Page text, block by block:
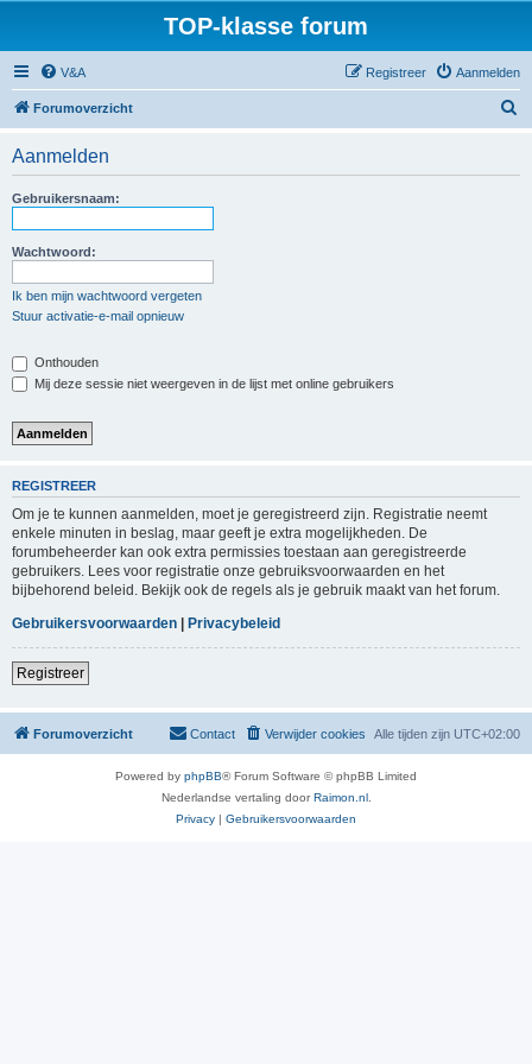
TOP-klasse forum
V&A Aanmelden
Registreer
Forumoverzicht
Aanmelden
Gebruikersnaam:
Wachtwoord:
Ik ben mijn wachtwoord vergeten
Stuur activatie-e-mail opnieuw
Onthouden
Mij deze sessie niet weergeven in de lijst met online gebruikers
REGISTREER
Om je te kunnen aanmelden, moet je geregistreerd zijn. Registratie neemt
enkele minuten in beslag, maar geeft je extra mogelijkheden. De
forumbeheerder kan ook extra permissies toestaan aan geregistreerde
gebruikers. Lees voor registratie onze gebruiksvoorwaarden en het
bijbehorend beleid. Bekijk ook de regels als je gebruik maakt van het forum.
Gebruikersvoorwaarden | Privacybeleid
Registreer
Forumoverzicht Alle tijden zijn UTC+02:00
Verwijder cookies
Contact
Powered by phpBB® Forum Software © phpBB Limited
Nederlandse vertaling doorRaimon.nl.
Privacy | Gebruikersvoorwaarden